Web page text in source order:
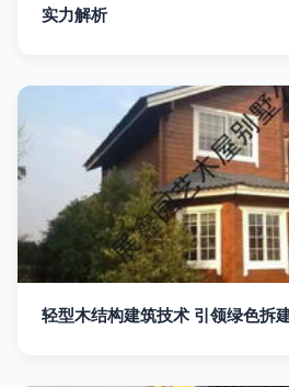
实力解析
轻型木结构建筑技术 引领绿色拆